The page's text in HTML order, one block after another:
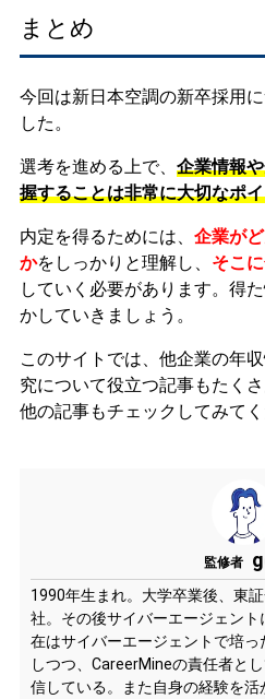
まとめ
今回は新日本空調の新卒採用
した。
選考を進める上で、 企業情報
握することは非常に大切なポ
内定を得るためには、 企業が
かをしっかりと理解し、 そこ
していく必要があります。 得
かしていきましょう。
このサイトでは、他企業の年
究について役立つ記事もたく
他の記事もチェックしてみてく
監修者
1990年生まれ。大学卒業後、東
社。その後サイバーエージェン
在はサイバーエージェントで培っ
しつつ、CareerMineの責任者と
信している。また自身の経験を